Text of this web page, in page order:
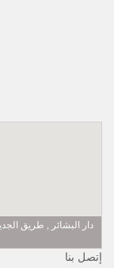
دار البشائر , طريق
إتصل بنا